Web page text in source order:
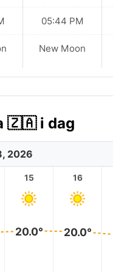
05:44 PM
New Moon
🇿🇦 i dag
2026
15
20.0°
16
20.0°